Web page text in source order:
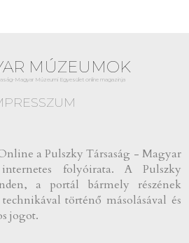
MÚZEUMOK
Magyar Múzeumi Egyesület online magazinja
a Pulszky Társaság - Magyar
folyóirata. A Pulszky
a portál bármely részének
történő másolásával és
jogot.